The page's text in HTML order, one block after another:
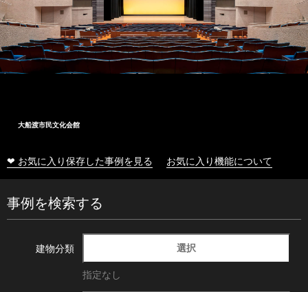
化会館
❤ お気に入り保存した事例を見る お気に入り機能について
事例を検索する
建物分類 選択
指定なし